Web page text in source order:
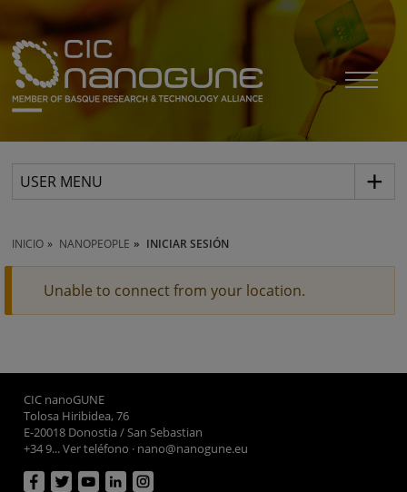
USER MENU
INICIO NANOPEOPLE INICIAR SESIÓN
Unable to connect from your location.
CIC nanoGUNE
Tolosa Hiribidea, 76
E-20018 Donostia / San Sebastian
+34 9... Ver teléfono · nano@nanogune.eu